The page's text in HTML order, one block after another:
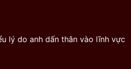
lý do anh dấn thân vào lĩnh vực